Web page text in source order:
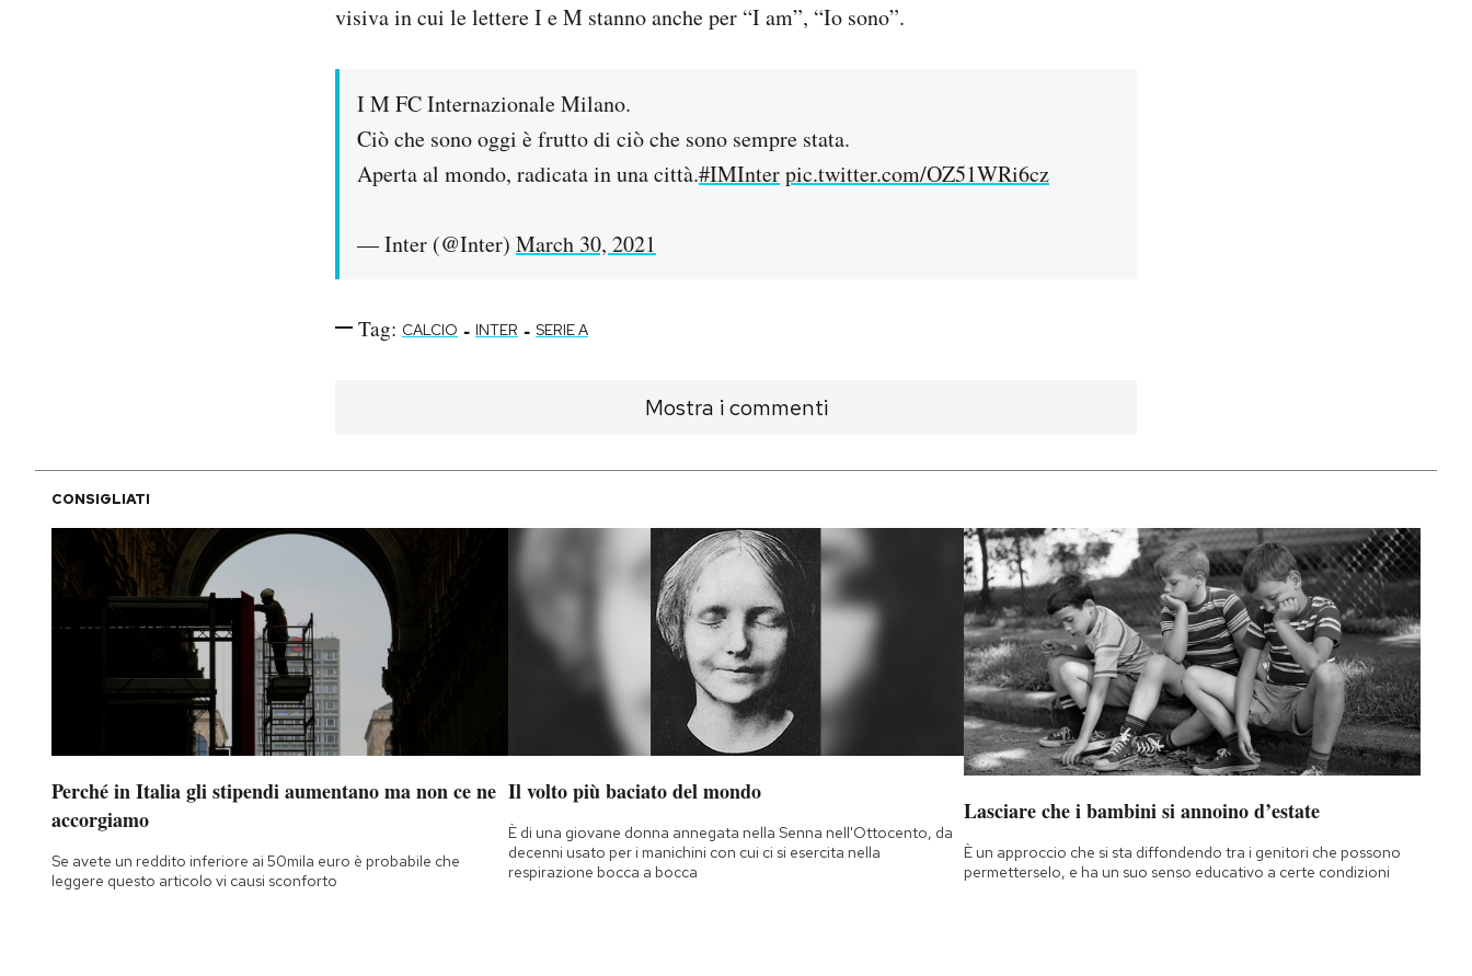
visiva in cui le lettere I e M stanno anche per “I am”, “Io sono”.
I M FC Internazionale Milano.
Ciò che sono oggi è frutto di ciò che sono sempre stata.
Aperta al mondo, radicata in una città.#IMInterpic.twitter.com/OZ51WRi6cz
— Inter (@Inter) March 30, 2021
Tag: CALCIO - INTER - SERIE A
Mostra i commenti
CONSIGLIATI
Perché in Italia gli stipendi aumentano ma non ce ne
accorgiamo
Se avete un reddito inferiore ai 50mila euro è probabile che
leggere questo articolo vi causi sconforto
Il volto più baciato del mondo
È di una giovane donna annegata nella Senna nell'Ottocento, da
decenni usato per i manichini con cui ci si esercita nella
respirazione bocca a bocca
Lasciare che i bambini si annoino d’estate
È un approccio che si sta diffondendo tra i genitori che possono
permetterselo, e ha un suo senso educativo a certe condizioni